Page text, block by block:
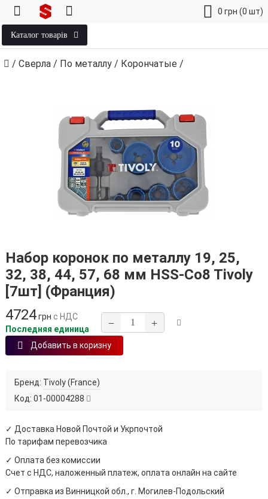
0 грн (0 шт)
Каталог товарів
/ Сверла / По металлу / Корончатые /
Набор коронок по металлу 19, 25,
32, 38, 44, 57, 68 мм HSS‑Co8 Tivoly
[7шт] (Франция)
4724грн с НДС
Последняя единица
− +
Добавить в коризну
Бренд: Tivoly (France)
Код: 01-00004288
✓ Доставка Новой Почтой и Укрпочтой
По тарифам перевозчика
✓ Оплата без комиссии
Счет с НДС, наложенный платеж, оплата онлайн на сайте
✓ Отправка из Винницкой обл., г. Могилев-Подольский